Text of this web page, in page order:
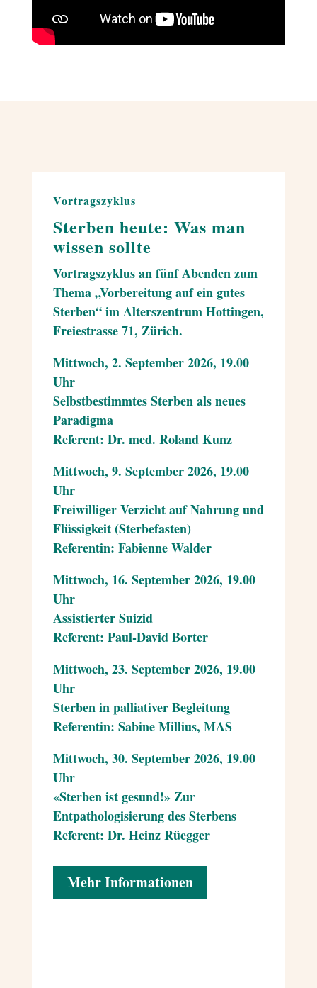
Vortragszyklus
Sterben heute: Was man
wissen sollte
Vortragszyklus an fünf Abenden zum
Thema „Vorbereitung auf ein gutes
Sterben“ im Alterszentrum Hottingen,
Freiestrasse 71, Zürich.
Mittwoch, 2. September 2026, 19.00
Uhr
Selbstbestimmtes Sterben als neues
Paradigma
Referent: Dr. med. Roland Kunz
Mittwoch, 9. September 2026, 19.00
Uhr
Freiwilliger Verzicht auf Nahrung und
Flüssigkeit (Sterbefasten)
Referentin: Fabienne Walder
Mittwoch, 16. September 2026, 19.00
Uhr
Assistierter Suizid
Referent: Paul-David Borter
Mittwoch, 23. September 2026, 19.00
Uhr
Sterben in palliativer Begleitung
Referentin: Sabine Millius, MAS
Mittwoch, 30. September 2026, 19.00
Uhr
«Sterben ist gesund!» Zur
Entpathologisierung des Sterbens
Referent: Dr. Heinz Rüegger
Mehr Informationen